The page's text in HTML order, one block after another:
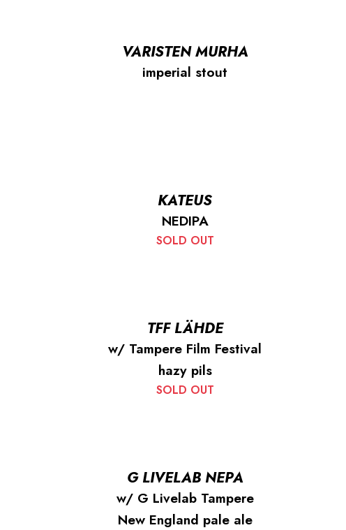
VARISTEN MURHA
imperial stout
KATEUS
NEDIPA
SOLD OUT
TFF LÄHDE
w/ Tampere Film Festival
hazy pils
SOLD OUT
G LIVELAB NEPA
w/ G Livelab Tampere
New England pale ale